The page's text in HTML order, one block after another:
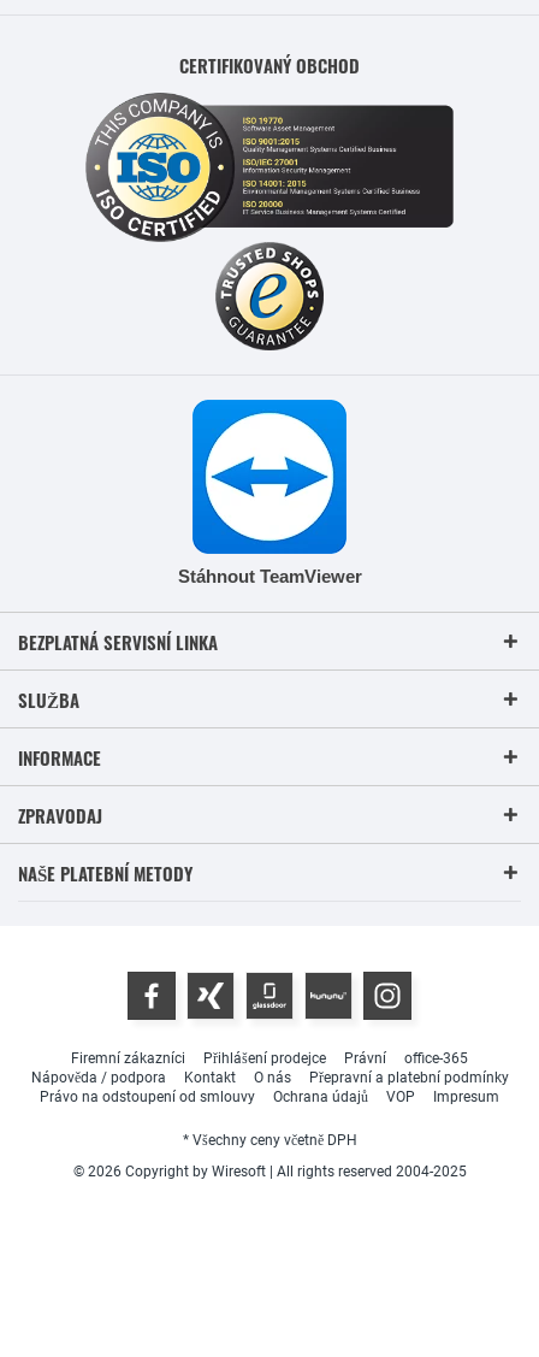
CERTIFIKOVANÝ OBCHOD
Stáhnout TeamViewer
BEZPLATNÁ SERVISNÍ LINKA
SLUŽBA
INFORMACE
ZPRAVODAJ
NAŠE PLATEBNÍ METODY
Firemní zákazníci Přihlášení prodejce Právní
office-365
Nápověda / podpora
Kontakt O nás
Přepravní a platební podmínky
Právo na odstoupení od smlouvy
Ochrana údajů VOP Impresum
* Všechny ceny včetně DPH
© 2026 Copyright by Wiresoft | All rights reserved 2004-2025